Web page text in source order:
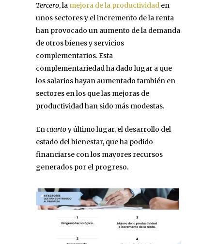
Tercero, la mejora de la productividad en
unos sectores y el incremento de la renta
han provocado un aumento de la demanda
de otros bienes y servicios
complementarios. Esta
complementariedad ha dado lugar a que
los salarios hayan aumentado también en
sectores en los que las mejoras de
productividad han sido más modestas.
Encuartoy último lugar, el desarrollo del
estado del bienestar, que ha podido
financiarse con los mayores recursos
generados por el progreso.